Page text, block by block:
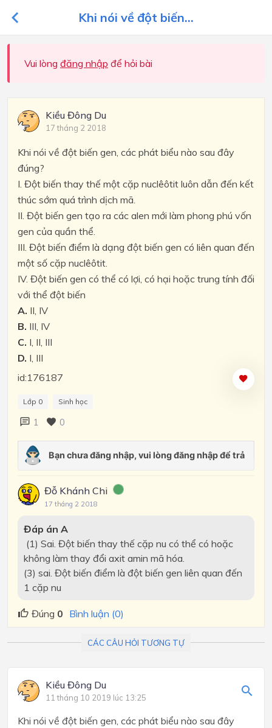
Khi nói về đột biến...
Vui lòng đăng nhập để hỏi bài
Kiều Đông Du
17 tháng 2 2018
Khi nói về đột biến gen, các phát biểu nào sau đây
đúng?
I. Đột biến thay thế một cặp nuclêôtit luôn dẫn đến kết
thúc sớm quá trình dịch mã.
II. Đột biến gen tạo ra các alen mới làm phong phú vốn
gen của quần thể.
III. Đột biến điểm là dạng đột biến gen có liên quan đến
một số cặp nuclêôtit.
IV. Đột biến gen có thể có lợi, có hại hoặc trung tính đối
với thể đột biến
A. II, IV
B. III, IV
C. I, II, III
D. I, III
id:176187
Lớp 0 Sinh học
1 0
Đỗ Khánh Chi
17 tháng 2 2018
Đáp án A
(1) Sai. Đột biến thay thế cặp nu có thể có hoặc
không làm thay đổi axit amin mã hóa.
(3) sai. Đột biến điểm là đột biến gen liên quan đến
1 cặp nu
Đúng 0 Bình luận (0)
CÁC CÂU HỎI TƯƠNG TỰ
Kiều Đông Du
11 tháng 10 2019 lúc 13:25
Khi nói về đột biến gen, các phát biểu nào sau đây